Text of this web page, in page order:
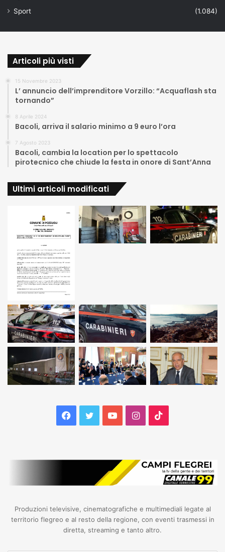
Sport
(1.084)
Articoli più visti
15 Novembre 2023
L’ annuncio dell’imprenditore Vorzillo: “Acquaflash sta
tornando”
8 Aprile 2024
Bacoli, arriva il salario minimo a 9 euro l’ora
7 Agosto 2023
Bacoli, cambia la location per lo spettacolo
pirotecnico che chiude la festa in onore di Sant’Anna
Ultimi articoli modificati
Facebook
TwitterYouTubeInstagram
Produzioni televisive, cinematografiche e multimediali legate al
territorio flegreo e al resto della regione, con eventi trasmessi in
diretta, streaming e tanto altro.